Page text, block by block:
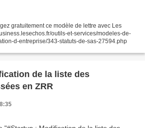
gratuitement ce modèle de lettre avec Les
outils-et-services/modeles-de-
d-entreprise/343-statuts-de-sas-27594.php
de la liste des
en ZRR